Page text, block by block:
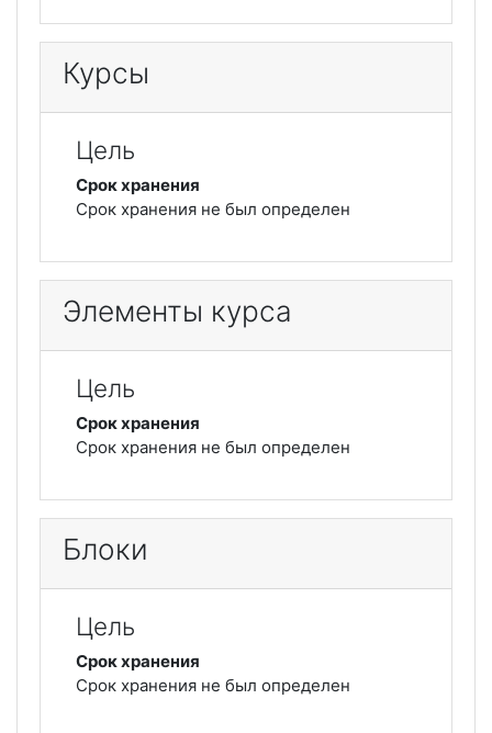
Курсы
Цель
Срок хранения
Срок хранения не был определен
Элементы курса
Цель
Срок хранения
Срок хранения не был определен
Блоки
Цель
Срок хранения
Срок хранения не был определен